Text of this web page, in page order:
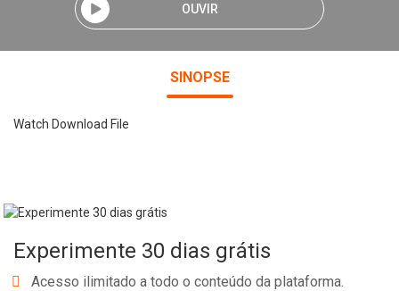
OUVIR
SINOPSE
Watch Download File
Experimente 30 dias grátis
Acesso ilimitado a todo o conteúdo da plataforma.